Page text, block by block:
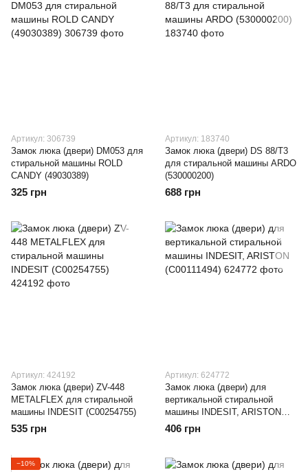
Артикул: 306739
Замок люка (двери) DM053 для
стиральной машины ROLD
CANDY (49030389)
325 грн
Артикул: 183740
Замок люка (двери) DS 88/T3
для стиральной машины ARDO
(530000200)
688 грн
Артикул: 424192
Замок люка (двери) ZV-448
METALFLEX для стиральной
машины INDESIT (C00254755)
535 грн
Артикул: 624772
Замок люка (двери) для
вертикальной стиральной
машины INDESIT, ARISTON
(C00111494)
406 грн
−10%